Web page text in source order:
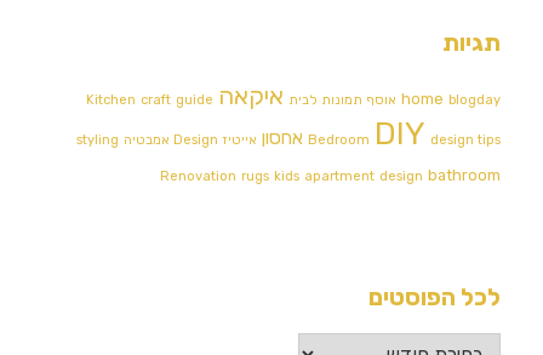
תגיות
home blogday אוסף תמונות לבית איקאה Kitchen craft guide
Bedroom DIY design tips אחסון אייטיז Design אמבטיה styling
Renovation rugs kids apartment design bathroom
לכל הפוסטים
לכל